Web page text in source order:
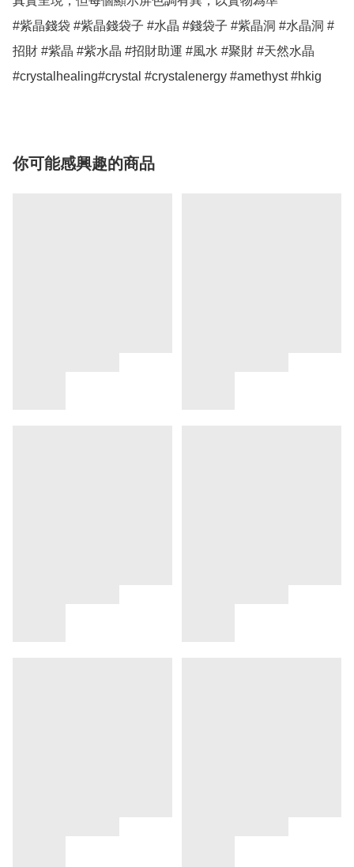
#紫晶錢袋 #紫晶錢袋子 #水晶 #錢袋子 #紫晶洞 #水晶洞 #
招財 #紫晶 #紫水晶 #招財助運 #風水 #聚財 #天然水晶
#crystalhealing#crystal #crystalenergy #amethyst #hkig
你可能感興趣的商品